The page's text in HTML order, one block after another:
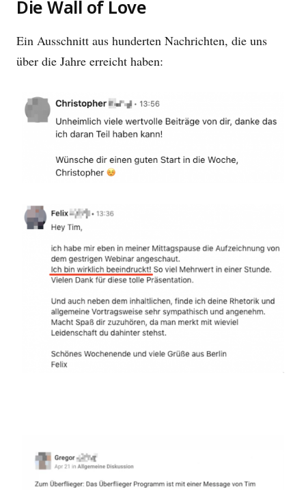
Die Wall of Love
Ein Ausschnitt aus hunderten Nachrichten, die uns
über die Jahre erreicht haben: